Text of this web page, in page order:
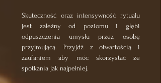
Skuteczność oraz intensywność rytuału
jest zależny od poziomu i głębi
odpuszczenia umysłu przez osobę
przyjmującą. Przyjdź z otwartością i
zaufaniem aby móc skorzystać ze
spotkania jak najpełniej.